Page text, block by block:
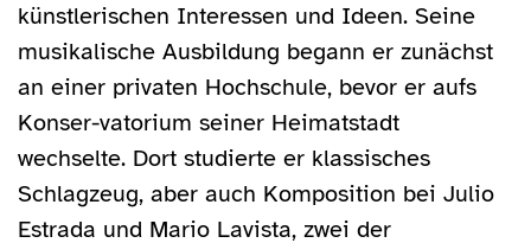
künstlerischen Interessen und Ideen. Seine
musikalische Ausbildung begann er zunächst
an einer privaten Hochschule, bevor er aufs
Konser-vatorium seiner Heimatstadt
wechselte. Dort studierte er klassisches
Schlagzeug, aber auch Komposition bei Julio
Estrada und Mario Lavista, zwei der